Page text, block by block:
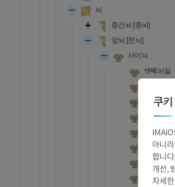
뇌
중간뇌 [중뇌]
앞뇌 [전뇌]
사이뇌
셋째뇌실
뇌활밑기
뒤맞교차
맞교차밑
뇌실사이
시상아래
시상사이
소
황소와 암소 -
삽화
무료
소 - 골학
삽화
프리미엄
쿠키
아니
합니
개선,
자세